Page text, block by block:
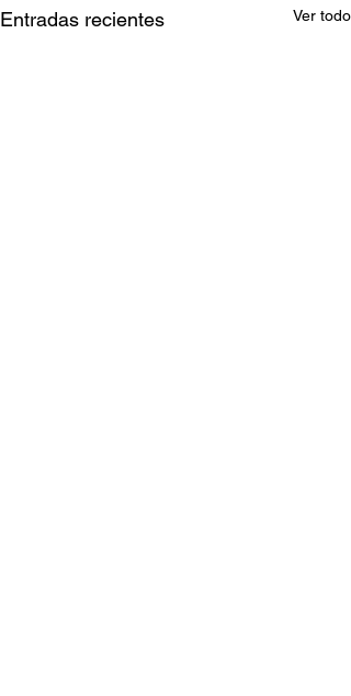
Entradas recientes Ver todo